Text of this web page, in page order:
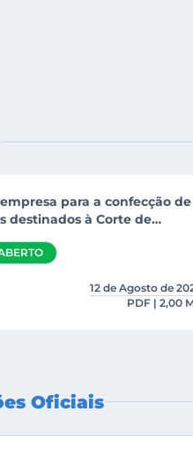
para a confecção de
destinados à Corte de
Rainha e duas Princesas.
12 de Agosto de
PDF | 2,00
Oficiais